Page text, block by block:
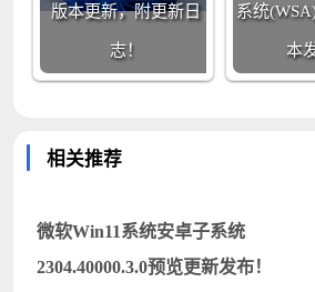
版本更新，附更新日
志！
系统
本
相关推荐
微软Win11系统安卓子系统
2304.40000.3.0预览更新发布！